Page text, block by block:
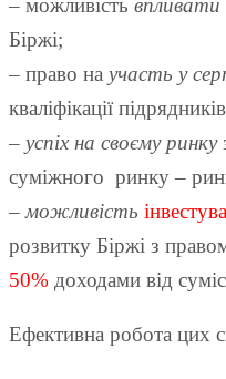
– можливість
Біржі;
– право на участь у
кваліфікації
– успіх на своєму ринку
суміжного ринку –
–можливість
розвитку Біржі з
50% доходами від
Ефективна робота цих